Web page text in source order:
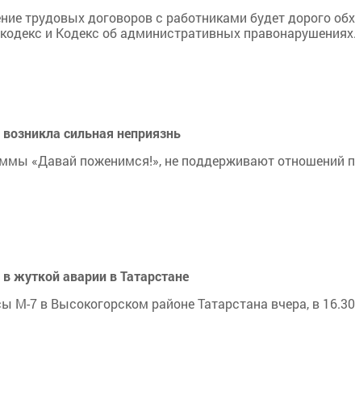
трудовых договоров с работниками будет дорого
и Кодекс об административных правонарушениях.
сильная неприязнь
«Давай поженимся!», не поддерживают отношений
жуткой аварии в Татарстане
М-7 в Высокогорском районе Татарстана вчера, в